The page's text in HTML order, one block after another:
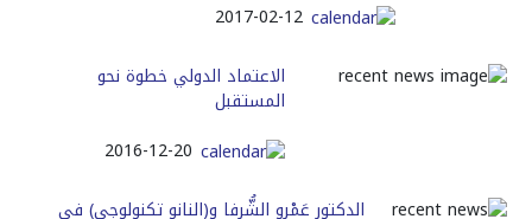
2017-02-12
الاعتماد الدولي خطوة نحو
المستقبل
2016-12-20
الدكتور عَمْرو الشُّرفا و(النانو تكنولوجي) في